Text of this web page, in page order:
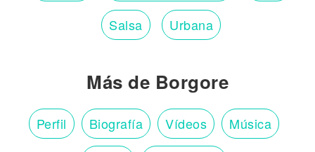
Salsa Urbana
Más de Borgore
Perfil Biografía Vídeos Música